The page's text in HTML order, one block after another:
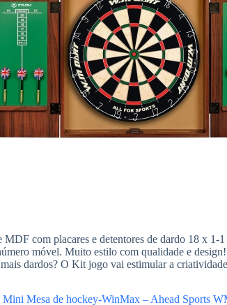
com placares e detentores de dardo 18 x 1-
móvel. Muito estilo com qualidade e
dardos? O Kit jogo vai estimular a
Mini Mesa de hockey-WinMax – Ahead Sports